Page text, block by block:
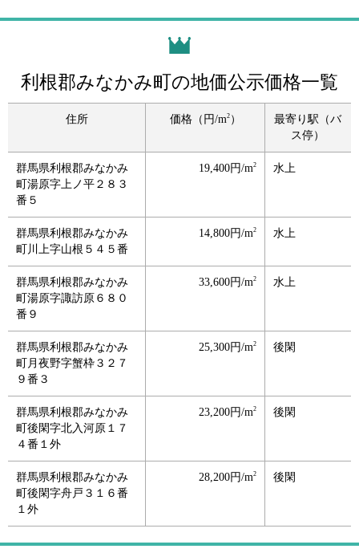
利根郡みなかみ町の地価公示価格一覧
住所 価格（円/m2）
最寄り駅（バ
ス停）
群馬県利根郡みなかみ
町湯原字上ノ平２８３
番５
19,400円/m2 水上
群馬県利根郡みなかみ
町川上字山根５４５番
14,800円/m2 水上
群馬県利根郡みなかみ
町湯原字諏訪原６８０
番９
33,600円/m2 水上
群馬県利根郡みなかみ
町月夜野字蟹枠３２７
９番３
25,300円/m2 後閑
群馬県利根郡みなかみ
町後閑字北入河原１７
４番１外
23,200円/m2 後閑
群馬県利根郡みなかみ
町後閑字舟戸３１６番
１外
28,200円/m2 後閑